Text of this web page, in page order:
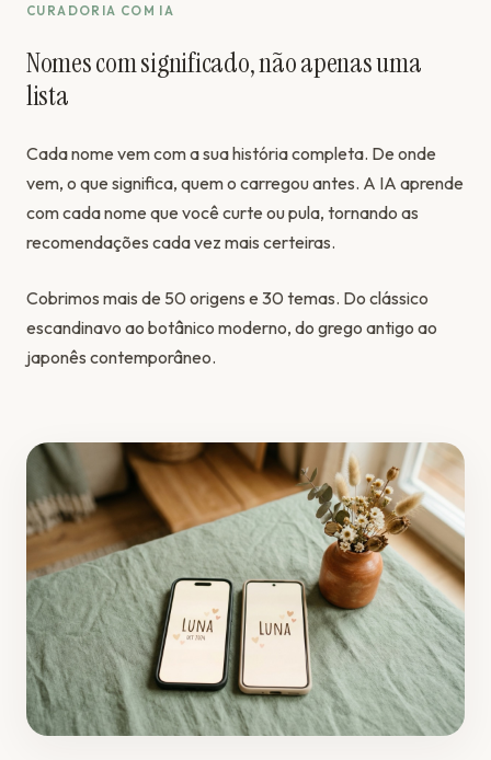
CURADORIA COM IA
Nomes com significado, não apenas uma
lista
Cada nome vem com a sua história completa. De onde
vem, o que significa, quem o carregou antes. A IA aprende
com cada nome que você curte ou pula, tornando as
recomendações cada vez mais certeiras.
Cobrimos mais de 50 origens e 30 temas. Do clássico
escandinavo ao botânico moderno, do grego antigo ao
japonês contemporâneo.